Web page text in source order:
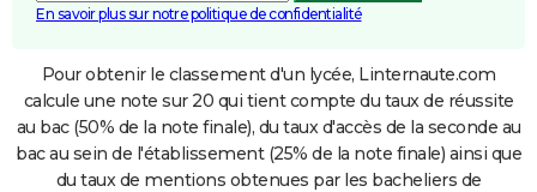
En savoir plus sur notre politique de confidentialité
Pour obtenir le classement d'un lycée, Linternaute.com
calcule une note sur 20 qui tient compte du taux de réussite
au bac (50% de la note finale), du taux d'accès de la seconde au
bac au sein de l'établissement (25% de la note finale) ainsi que
du taux de mentions obtenues par les bacheliers de